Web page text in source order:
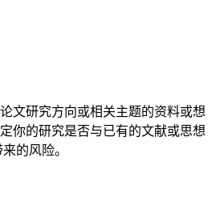
文研究方向或相关主题的资料或想
你的研究是否与已有的文献或思想
的风险。